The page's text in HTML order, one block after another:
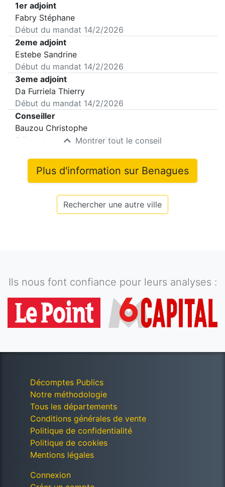
1er adjoint
Fabry Stéphane
Début du mandat 14/2/2026
2eme adjoint
Estebe Sandrine
Début du mandat 14/2/2026
3eme adjoint
Da Furriela Thierry
Début du mandat 14/2/2026
Conseiller
Bauzou Christophe
Début du mandat14/2/2026
Montrer tout le conseil
Plus d'information sur Benagues
Rechercher une autre ville
Ils nous font confiance pour leurs analyses :
Décomptes Publics
Notre méthodologie
Tous les départements
Conditions générales de vente
Politique de confidentialité
Politique de cookies
Mentions légales
Connexion